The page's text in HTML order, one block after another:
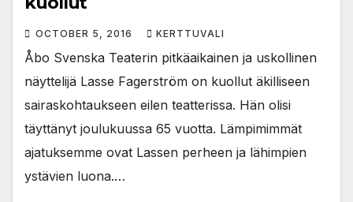
OCTOBER 5, 2016 KERTTUVALI
Åbo Svenska Teaterin pitkäaikainen ja uskollinen
näyttelijä Lasse Fagerström on kuollut äkilliseen
sairaskohtaukseen eilen teatterissa. Hän olisi
täyttänyt joulukuussa 65 vuotta. Lämpimimmät
ajatuksemme ovat Lassen perheen ja lähimpien
ystävien luona.…